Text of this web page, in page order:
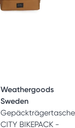
Weathergoods
Sweden
Gepäckträgertasche
CITY BIKEPACK -